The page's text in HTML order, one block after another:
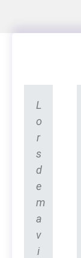
L
o
r
s
d
e
m
a
v
i